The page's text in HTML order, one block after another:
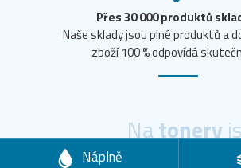
Přes 30 000 produktů
Naše sklady jsou plné produktů a
zboží 100 % odpovídá
Natonery
Náplně